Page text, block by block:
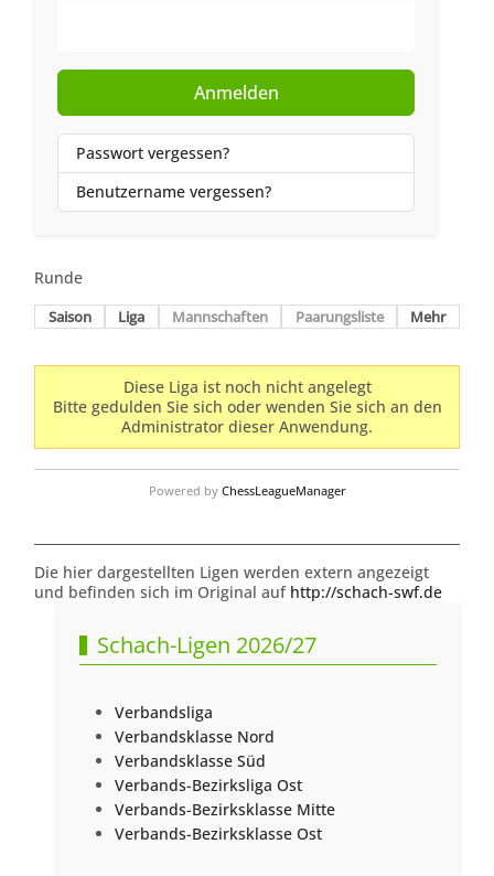
Anmelden
Passwort vergessen?
Benutzername vergessen?
Runde
Saison Liga Mannschaften Paarungsliste Mehr
Diese Liga ist noch nicht angelegt
Bitte gedulden Sie sich oder wenden Sie sich an den
Administrator dieser Anwendung.
Powered by ChessLeagueManager
Die hier dargestellten Ligen werden extern angezeigt
und befinden sich im Original auf http://schach-swf.de
Schach-Ligen 2026/27
Verbandsliga
Verbandsklasse Nord
Verbandsklasse Süd
Verbands-Bezirksliga Ost
Verbands-Bezirksklasse Mitte
Verbands-Bezirksklasse Ost